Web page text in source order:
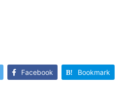
Facebook Bookmark